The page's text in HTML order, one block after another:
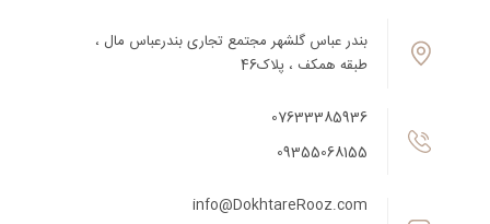
بندر عباس گلشهر مجتمع تجاری بندرعباس مال ،
طبقه همکف ، پلاک46
07633385936
09355068155
info@DokhtareRooz.com